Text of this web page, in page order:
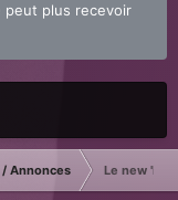
peut plus recevoir
Annonces Le new